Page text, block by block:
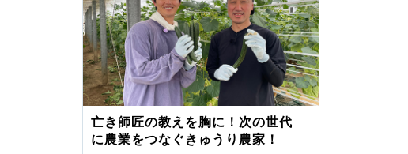
亡き師匠の教えを胸に！次の世代
に農業をつなぐきゅうり農家！